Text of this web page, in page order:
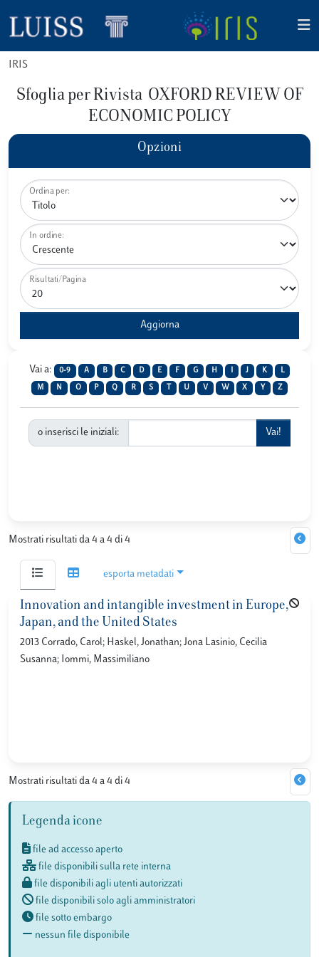
IRIS
Sfoglia per Rivista OXFORD REVIEW OF
ECONOMIC POLICY
Opzioni
Ordina per:
In ordine:
Risultati/Pagina
Vai a: 0-9 A B C D E F G H J K L
M N O P Q R S U V W X Y Z
o inserisci le iniziali:
Mostrati risultati da 4 a 4 di 4
esporta metadati
Innovation and intangible investment in Europe,
Japan, and the United States
2013 Corrado, Carol; Haskel, Jonathan; Jona Lasinio, Cecilia
Susanna; Iommi, Massimiliano
Mostrati risultati da 4 a 4 di 4
Legenda icone
file ad accesso aperto
file disponibili sulla rete interna
file disponibili agli utenti autorizzati
file disponibili solo agli amministratori
file sotto embargo
nessun file disponibile